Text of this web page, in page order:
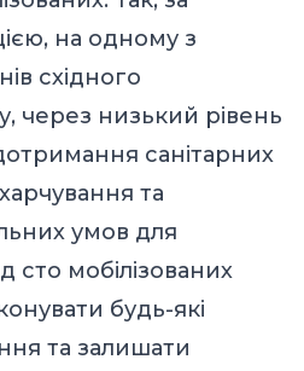
на одному з
східного
через низький рівень
санітарних
та
умов для
мобілізованих
будь-які
та залишати